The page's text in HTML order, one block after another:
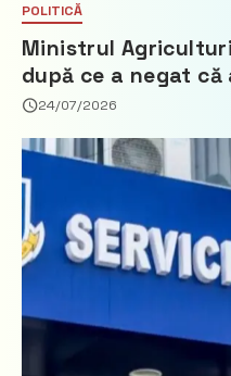
POLITICĂ
Ministrul
după ce a negat
Partidul Democrat
24/07/2026